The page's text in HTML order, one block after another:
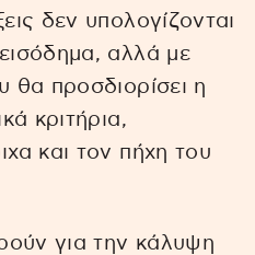
δεν υπολογίζονται
αλλά με
θα προσδιορίσει η
κριτήρια,
και τον πήχη του
για την κάλυψη